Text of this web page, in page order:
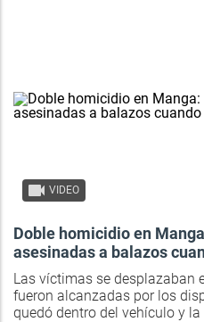
VIDEO
Doble homicidio en
asesinadas a balazos
Las víctimas se desplazaban
fueron alcanzadas por los
quedó dentro del vehículo y